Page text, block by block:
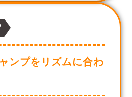
ンプをリズムに合わ